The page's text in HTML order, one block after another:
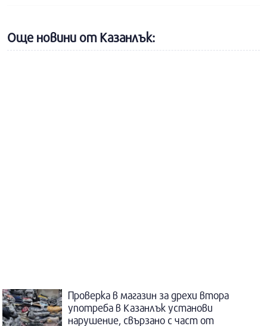
Още новини от Казанлък:
Проверка в магазин за дрехи втора
употреба в Казанлък установи
нарушение, свързано с част от